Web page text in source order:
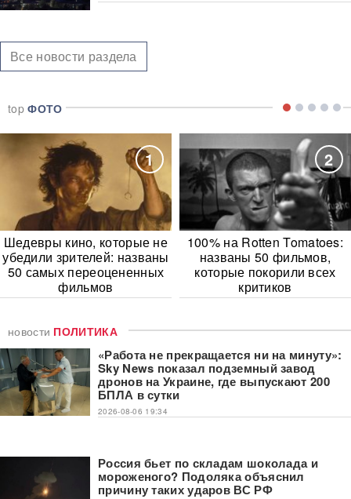
Все новости раздела
topФОТО
1
Шедевры кино, которые не
убедили зрителей: названы
50 самых переоцененных
фильмов
2
100% на Rotten Tomatoes:
названы 50 фильмов,
которые покорили всех
критиков
новости ПОЛИТИКА
«Работа не прекращается ни на минуту»:
Sky News показал подземный завод
дронов на Украине, где выпускают 200
БПЛА в сутки
2026-08-06 19:34
Россия бьет по складам шоколада и
мороженого? Подоляка объяснил
причину таких ударов ВС РФ